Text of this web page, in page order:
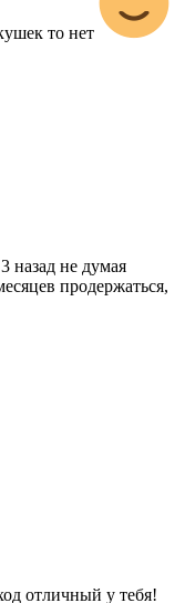
то нет
назад не думая
продержаться,
отличный у тебя!